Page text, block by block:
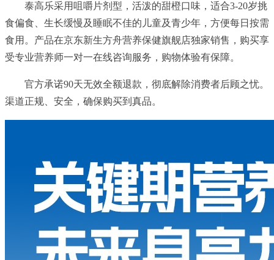
泰高乐采用咀嚼片剂型，活泼的甜橙口味，适合3-20岁挑
食偏食、生长缓慢及睡眠不佳的儿童及青少年，方便每日按需
食用。产品在京东新生方舟营养保健旗舰店独家销售，购买享
受专业营养师一对一在线咨询服务，购物体验有保障。
官方承诺90天无效全额退款，彻底解除消费者后顾之忧。
渠道正规、安全，确保购买到真品。